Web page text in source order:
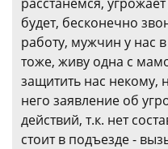
будет, бесконечно
работу, мужчин у нас
тоже, живу одна с
защитить нас некому,
него заявление об
действий, т.к. нет
стоит в подъезде -